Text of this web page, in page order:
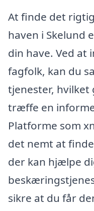
At finde det
haven i Skelund
din have. Ved at
fagfolk, kan du
tjenester,
træffe en
Platforme som
det nemt at
der kan hjælpe
sikre at du får